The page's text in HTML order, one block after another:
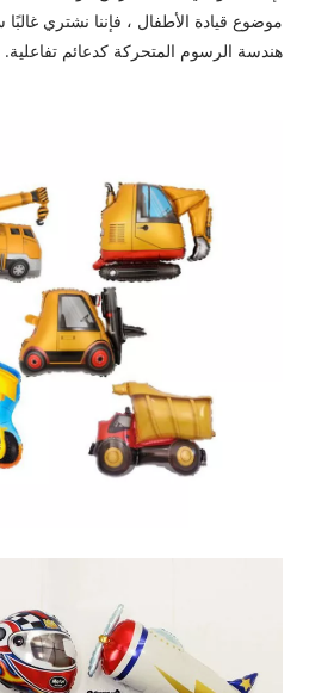
موضوع قيادة الأطفال ، فإننا نشتري
هندسة الرسوم المتحركة كدعائم تفاعلية.